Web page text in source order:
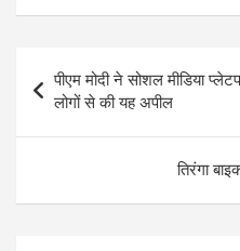
navigation
पीएम मोदी ने सोशल मीडिया
लोगों से की यह अपील
तिरंगा